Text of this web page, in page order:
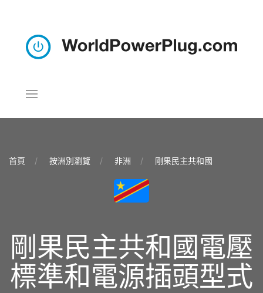
首頁 按洲別瀏覽 非洲 剛果民主共和國
剛果民主共和國電壓
標準和電源插頭型式